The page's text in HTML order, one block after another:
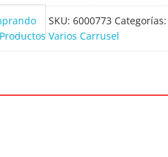
SKU: 6000773 Categorías:
Productos Varios Carrusel